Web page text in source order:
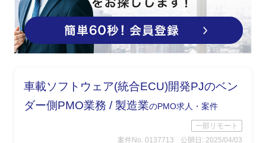
車載ソフトウェア(統合ECU)開発PJのベン
ダー側PMO業務 / 製造業のPMO求人・案件
一部リモート
案件No. 0137713
公開日: 2025/04/03